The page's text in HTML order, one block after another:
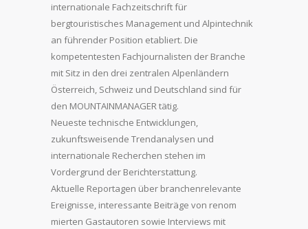
internationale Fachzeitschrift für
bergtouristisches Management und Alpintechnik
an führender Position etabliert. Die
kompetentesten Fachjournalisten der Branche
mit Sitz in den drei zentralen Alpenländern
Österreich, Schweiz und Deutschland sind für
den MOUNTAINMANAGER tätig.
Neueste technische Entwicklungen,
zukunftsweisende Trendanalysen und
internationale Recherchen stehen im
Vordergrund der Berichterstattung.
Aktuelle Reportagen über branchenrelevante
Ereignisse, interessante Beiträge von renom
mierten Gastautoren sowie Interviews mit